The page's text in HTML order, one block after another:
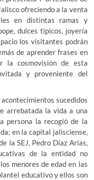
ofreciendo a la venta
en distintas ramas y
dulces típicos, joyería
los visitantes podrán
de aprender frases en
la cosmovisión de esta
y proveniente del
sucedidos
arrebatada la vida a una
persona la recogió de la
en la capital jalisciense,
la SEJ, Pedro Díaz Arias,
de la entidad no
menores de edad en las
educativo y ellos son